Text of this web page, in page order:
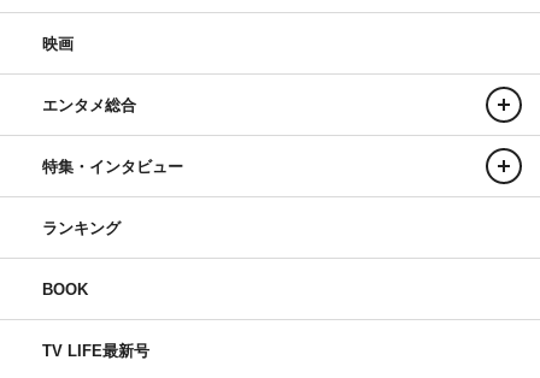
映画
エンタメ総合
特集・インタビュー
ランキング
BOOK
TV LIFE最新号